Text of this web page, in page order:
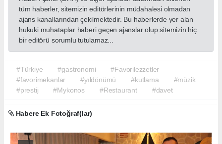
tüm haberler, sitemizin editörlerinin müdahalesi olmadan
ajans kanallarından çekilmektedir. Bu haberlerde yer alan
hukuki muhataplar haberi geçen ajanslar olup sitemizin hiç
bir editörü sorumlu tutulamaz...
#Türkiye #gastronomi
#Favorilezzetler
#favorimekanlar
#yıldönümü #kutlama
#müzik
#prestij
#Mykonos #Restaurant #davet
Habere Ek Fotoğraf(lar)